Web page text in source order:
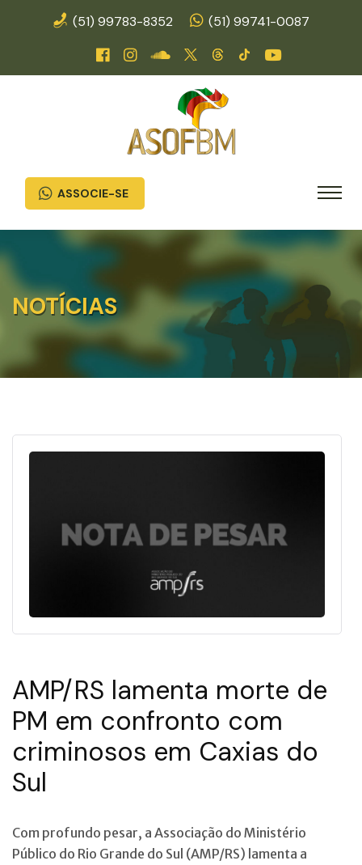
(51) 99783-8352 (51) 99741-0087
ASSOCIE-SE
NOTÍCIAS
AMP/RS lamenta morte de
PM em confronto com
criminosos em Caxias do
Sul
Com profundo pesar, a Associação do Ministério
Público do Rio Grande do Sul (AMP/RS) lamenta a